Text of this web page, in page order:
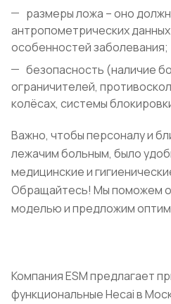
размеры ложа – оно
антропометрических
особенностей заболевания;
безопасность (наличие
ограничителей,
колёсах, системы
Важно, чтобы персоналу и
лежачим больным, было
медицинские и
Обращайтесь! Мы поможем
моделью и предложим
Компания ESM предлагает
функциональные Hecai в